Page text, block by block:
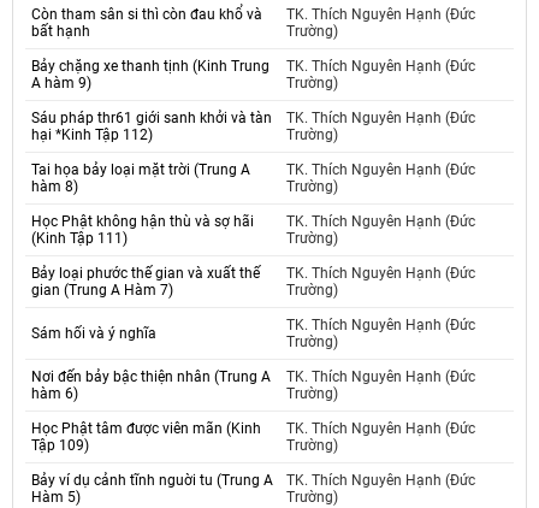
Còn tham sân si thì còn đau khổ và
bất hạnh
TK. Thích Nguyên Hạnh (Đức
Trường)
Bảy chặng xe thanh tịnh (Kinh Trung
A hàm 9)
TK. Thích Nguyên Hạnh (Đức
Trường)
Sáu pháp thr61 giới sanh khởi và tàn
hại *Kinh Tập 112)
TK. Thích Nguyên Hạnh (Đức
Trường)
Tai họa bảy loại mặt trời (Trung A
hàm 8)
TK. Thích Nguyên Hạnh (Đức
Trường)
Học Phật không hận thù và sợ hãi
(Kinh Tập 111)
TK. Thích Nguyên Hạnh (Đức
Trường)
Bảy loại phước thế gian và xuất thế
gian (Trung A Hàm 7)
TK. Thích Nguyên Hạnh (Đức
Trường)
Sám hối và ý nghĩa
TK. Thích Nguyên Hạnh (Đức
Trường)
Nơi đến bảy bậc thiện nhân (Trung A
hàm 6)
TK. Thích Nguyên Hạnh (Đức
Trường)
Học Phật tâm được viên mãn (Kinh
Tập 109)
TK. Thích Nguyên Hạnh (Đức
Trường)
Bảy ví dụ cảnh tĩnh nguời tu (Trung A
Hàm 5)
TK. Thích Nguyên Hạnh (Đức
Trường)